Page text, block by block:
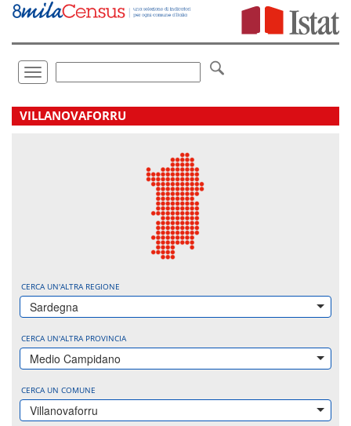
Vai
direttamente
Toggle
navigation
.
VILLANOVAFORRU
CERCA UN'ALTRA REGIONE
Sardegna
CERCA UN'ALTRA PROVINCIA
Medio Campidano
CERCA UN COMUNE
Villanovaforru